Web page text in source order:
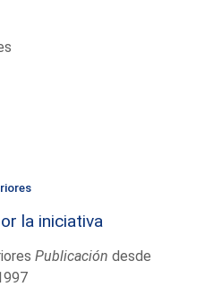
la iniciativa
Publicación desde